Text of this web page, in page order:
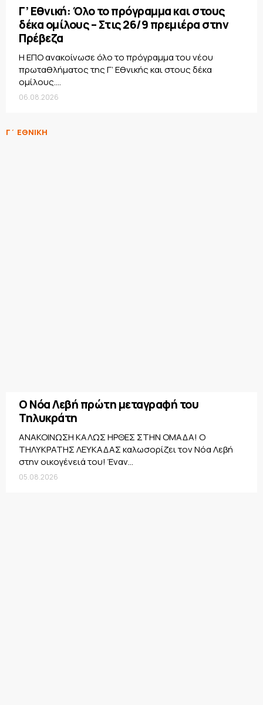
Γ’ Εθνική: Όλο το πρόγραμμα και στους
δέκα ομίλους – Στις 26/9 πρεμιέρα στην
Πρέβεζα
Η ΕΠΟ ανακοίνωσε όλο το πρόγραμμα του νέου
πρωταθλήματος της Γ’ Εθνικής και στους δέκα
ομίλους....
06.08.2026
Γ΄ ΕΘΝΙΚΗ
Ο Νόα Λεβή πρώτη μεταγραφή του
Τηλυκράτη
ΑΝΑΚΟΙΝΩΣΗ ΚΑΛΩΣ ΗΡΘΕΣ ΣΤΗΝ ΟΜΑΔΑ! Ο
ΤΗΛΥΚΡΑΤΗΣ ΛΕΥΚΑΔΑΣ καλωσορίζει τον Νόα Λεβή
στην οικογένειά του! Έναν...
05.08.2026